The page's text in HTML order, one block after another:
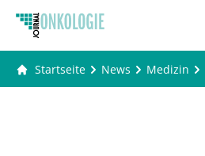
Startseite News Medizin